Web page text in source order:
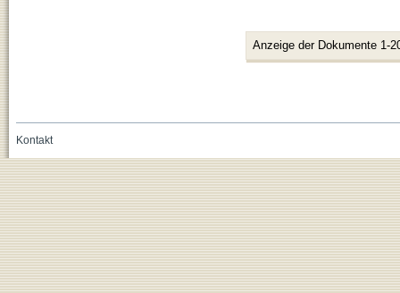
Anzeige der Dokumente 1-
Kontakt